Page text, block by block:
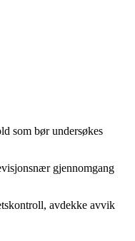
som bør undersøkes
gjennomgang
avdekke avvik